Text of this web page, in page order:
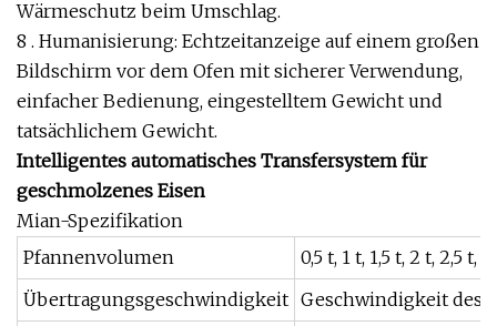
Wärmeschutz beim Umschlag.
8 . Humanisierung: Echtzeitanzeige auf einem großen
Bildschirm vor dem Ofen mit sicherer Verwendung,
einfacher Bedienung, eingestelltem Gewicht und
tatsächlichem Gewicht.
Intelligentes automatisches Transfersystem für
geschmolzenes Eisen
Mian-Spezifikation
Pfannenvolumen
0,5 t, 1 t, 1,5 t, 2 t, 2,5 t,
Übertragungsgeschwindigkeit Geschwindigkeit des